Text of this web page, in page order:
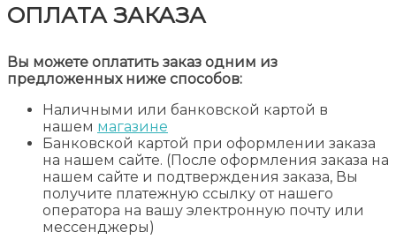
ОПЛАТА ЗАКАЗА
Вы можете оплатить заказ одним из
предложенных ниже способов:
Наличными или банковской картой в
нашем магазине
Банковской картой при оформлении заказа
на нашем сайте. (После оформления заказа на
нашем сайте и подтверждения заказа, Вы
получите платежную ссылку от нашего
оператора на вашу электронную почту или
мессенджеры)